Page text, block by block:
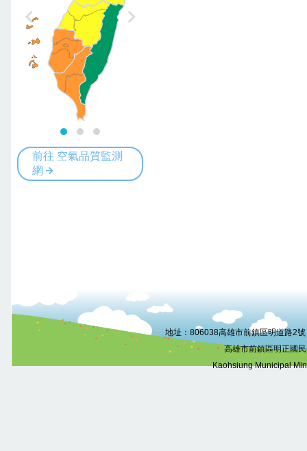
:::
地址：806038高雄市前鎮區明道路2
高雄市前鎮區明正國
Kaohsiung Municipal